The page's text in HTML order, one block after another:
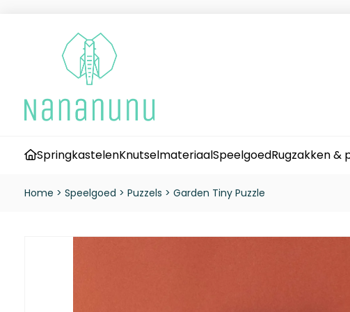
SpringkastelenKnutselmateriaalSpeelgoedRugzakken &
Home > Speelgoed > Puzzels > Garden Tiny Puzzle